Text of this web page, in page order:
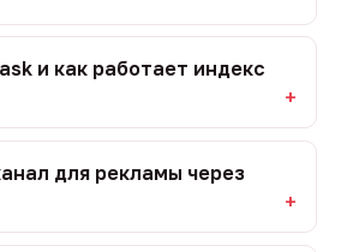
и как работает индекс
для рекламы через